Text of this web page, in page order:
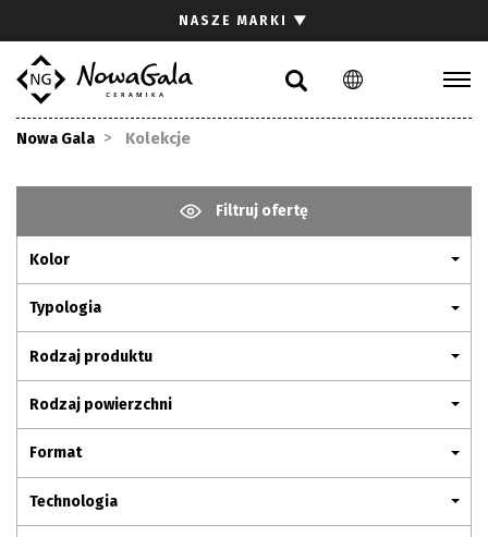
PL EN
NASZE MARKI ▼
Nowa Gala Kolekcje
Filtruj ofertę
Kolor
Typologia
Rodzaj produktu
Rodzaj powierzchni
Format
Technologia
Gdzie kupić
Pliki do pobrania
Pytania i odpowiedzi
Kariera
Kontakt
Komunikacja z akcjonariuszami